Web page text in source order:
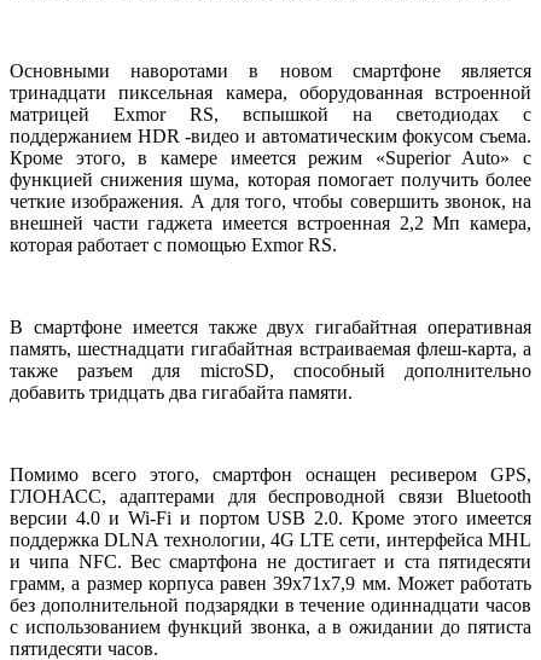
Основными наворотами в новом смартфоне является
тринадцати пиксельная камера, оборудованная встроенной
матрицей Exmor RS, вспышкой на светодиодах с
поддержанием HDR -видео и автоматическим фокусом съема.
Кроме этого, в камере имеется режим «Superior Auto» с
функцией снижения шума, которая помогает получить более
четкие изображения. А для того, чтобы совершить звонок, на
внешней части гаджета имеется встроенная 2,2 Мп камера,
которая работает с помощью Exmor RS.
В смартфоне имеется также двух гигабайтная оперативная
память, шестнадцати гигабайтная встраиваемая флеш-карта, а
также разъем для microSD, способный дополнительно
добавить тридцать два гигабайта памяти.
Помимо всего этого, смартфон оснащен ресивером GPS,
ГЛОНАСС, адаптерами для беспроводной связи Bluetooth
версии 4.0 и Wi-Fi и портом USB 2.0. Кроме этого имеется
поддержка DLNA технологии, 4G LTE сети, интерфейса MHL
и чипа NFC. Вес смартфона не достигает и ста пятидесяти
грамм, а размер корпуса равен 39х71х7,9 мм. Может работать
без дополнительной подзарядки в течение одиннадцати часов
с использованием функций звонка, а в ожидании до пятиста
пятидесяти часов.